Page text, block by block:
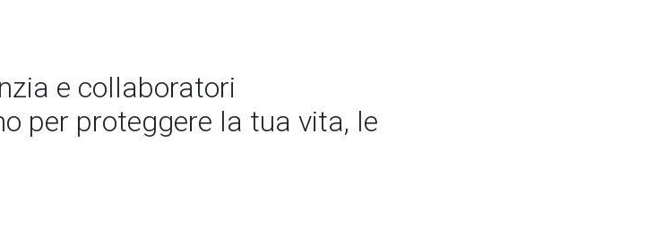
e collaboratori
per proteggere la tua vita, le